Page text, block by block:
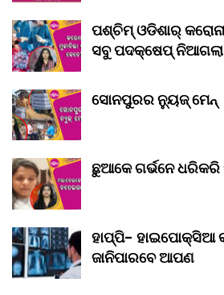
ପଶ୍ଚିମ୍ ଓଡିଶାର୍ କରୋନା
ସବୁ ପଦକ୍ଷେପ୍ ନିଆଗଲା
ସୋନପୁରର ନ୍ୟୁଜ୍ ମେନ୍
ଛୁଆକେ ଗର୍ଭନେ ଧରିକରି
ହାପ୍ପି- ହାଇପୋକ୍ସିଆ
ଜାନିପାରବେ ଆପଣ